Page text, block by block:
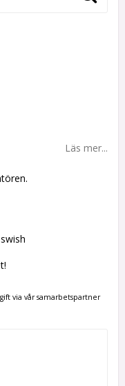
Läs mer...
via vår samarbetspartner